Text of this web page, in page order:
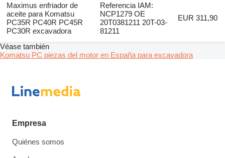
Maximus enfriador de
aceite para Komatsu
PC35R PC40R PC45R
PC30R excavadora
Referencia IAM:
NCP1279 OE
20T0381211 20T-03-
81211
EUR 311,90
Véase también
Komatsu PC piezas del motor en España para excavadora
Empresa
Quiénes somos